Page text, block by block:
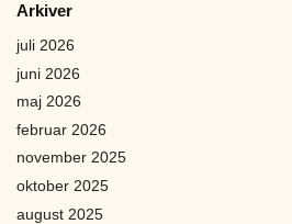
Arkiver
juli 2026
juni 2026
maj 2026
februar 2026
november 2025
oktober 2025
august 2025